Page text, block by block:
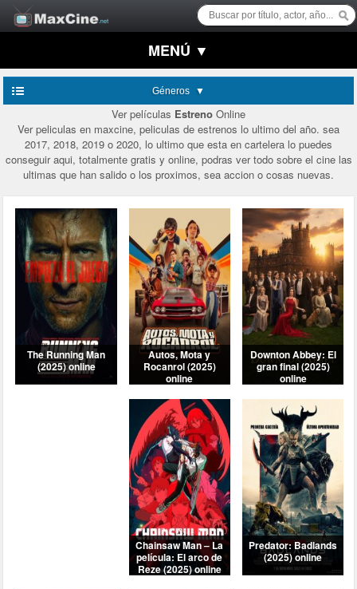
MENÚ ▼
Géneros
Ver películas Estreno Online
Ver peliculas en maxcine, peliculas de estrenos lo ultimo del año. sea
2017, 2018, 2019 o 2020, lo ultimo que esta en cartelera lo puedes
conseguir aqui, totalmente gratis y online, podras ver todo sobre el cine las
ultimas que han salido o los proximos, sea accion o cosas nuevas.